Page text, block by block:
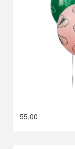
55,00